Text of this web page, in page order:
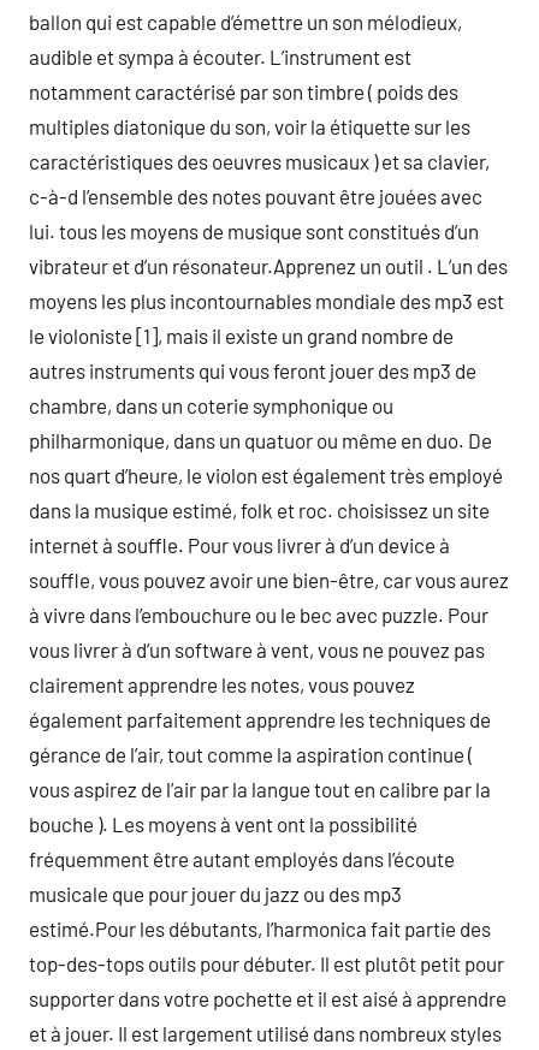
ballon qui est capable d’émettre un son mélodieux,
audible et sympa à écouter. L’instrument est
notamment caractérisé par son timbre ( poids des
multiples diatonique du son, voir la étiquette sur les
caractéristiques des oeuvres musicaux ) et sa clavier,
c-à-d l’ensemble des notes pouvant être jouées avec
lui. tous les moyens de musique sont constitués d’un
vibrateur et d’un résonateur.Apprenez un outil . L’un des
moyens les plus incontournables mondiale des mp3 est
le violoniste [1], mais il existe un grand nombre de
autres instruments qui vous feront jouer des mp3 de
chambre, dans un coterie symphonique ou
philharmonique, dans un quatuor ou même en duo. De
nos quart d’heure, le violon est également très employé
dans la musique estimé, folk et roc. choisissez un site
internet à souffle. Pour vous livrer à d’un device à
souffle, vous pouvez avoir une bien-être, car vous aurez
à vivre dans l’embouchure ou le bec avec puzzle. Pour
vous livrer à d’un software à vent, vous ne pouvez pas
clairement apprendre les notes, vous pouvez
également parfaitement apprendre les techniques de
gérance de l’air, tout comme la aspiration continue (
vous aspirez de l’air par la langue tout en calibre par la
bouche ). Les moyens à vent ont la possibilité
fréquemment être autant employés dans l’écoute
musicale que pour jouer du jazz ou des mp3
estimé.Pour les débutants, l’harmonica fait partie des
top-des-tops outils pour débuter. Il est plutôt petit pour
supporter dans votre pochette et il est aisé à apprendre
et à jouer. Il est largement utilisé dans nombreux styles